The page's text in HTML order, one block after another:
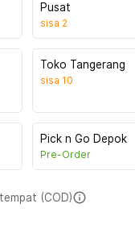
Pusat
sisa 2
Toko Tangerang
sisa 10
Pick n Go Depok
Pre-Order
(COD)